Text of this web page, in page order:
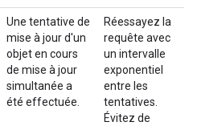
Une tentative de
mise à jour d'un
objet en cours
de mise à jour
simultanée a
été effectuée.
Réessayez la
requête avec
un intervalle
exponentiel
entre les
tentatives.
Évitez de